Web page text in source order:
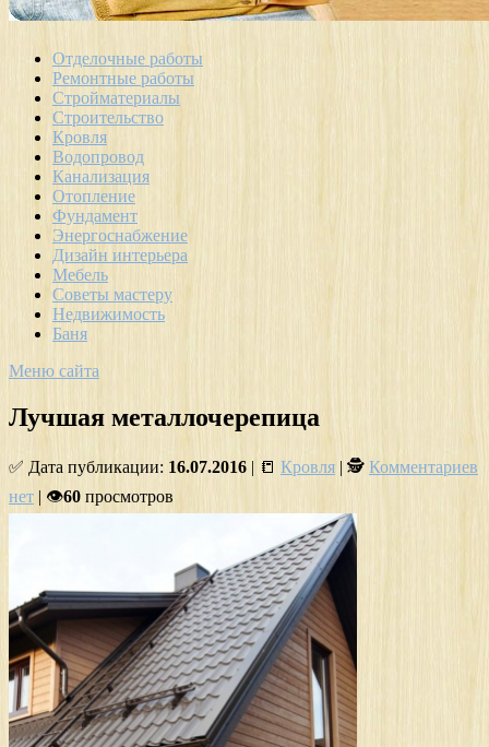
Отделочные работы
Ремонтные работы
Стройматериалы
Строительство
Кровля
Водопровод
Канализация
Отопление
Фундамент
Энергоснабжение
Дизайн интерьера
Мебель
Советы мастеру
Недвижимость
Баня
Меню сайта
Лучшая металлочерепица
✅ Дата публикации: 16.07.2016 | 📒 Кровля | 🕵 Комментариев
нет | 👁60 просмотров